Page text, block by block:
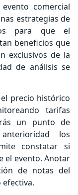
comercial
estrategias de
para que el
beneficios que
exclusivos de la
de análisis se
precio histórico
tarifas
un punto de
los
constatar si
el evento. Anotar
de notas del